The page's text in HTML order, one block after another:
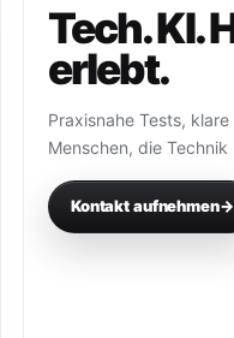
Tech. KI.
erlebt.
Praxisnahe Tests,
Menschen, die
Kontakt aufnehmen→